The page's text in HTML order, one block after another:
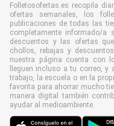
Folletosofertas.es recopila
ofertas semanales, los
publicaciones de todas las
completamente informado/a
descuentos y las ofertas
chollos, rebajas y
nuestra página cuenta con
lleguen incluso a tu correo,
trabajo, la escuela o en la
favorita para ahorrar mucho
manera digital también
ayudar al medioambiente.